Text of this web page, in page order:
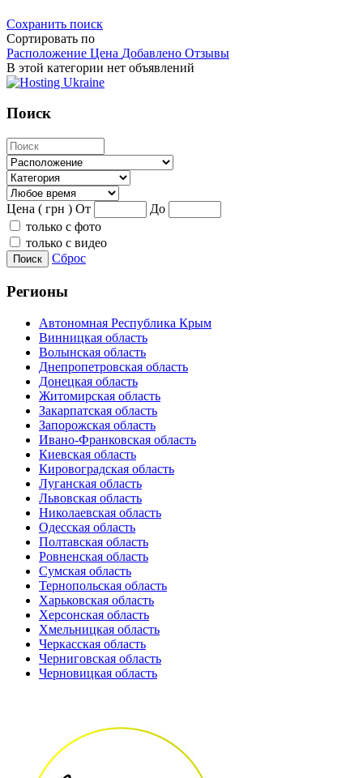
Сохранить поиск
Сортировать по
Расположение Цена Добавлено Отзывы
В этой категории нет объявлений
Поиск
Цена ( грн ) От
До
только с фото
только с видео
Поиск Сброс
Регионы
Автономная Республика Крым
Винницкая область
Волынская область
Днепропетровская область
Донецкая область
Житомирская область
Закарпатская область
Запорожская область
Ивано-Франковская область
Киевская область
Кировоградская область
Луганская область
Львовская область
Николаевская область
Одесская область
Полтавская область
Ровненская область
Сумская область
Тернопольская область
Харьковская область
Херсонская область
Хмельницкая область
Черкасская область
Черниговская область
Черновицкая область